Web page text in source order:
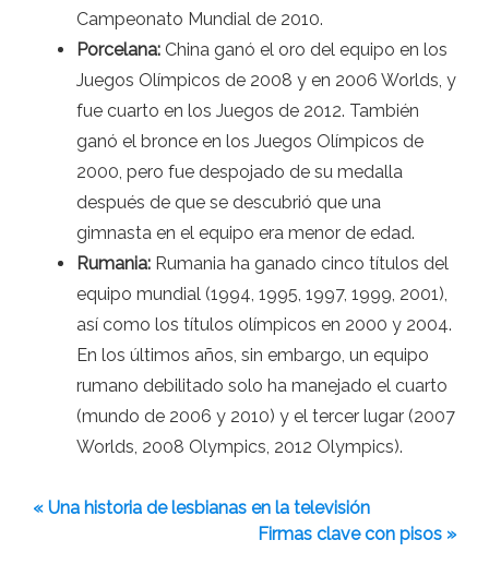
Campeonato Mundial de 2010.
Porcelana: China ganó el oro del equipo en los
Juegos Olímpicos de 2008 y en 2006 Worlds, y
fue cuarto en los Juegos de 2012. También
ganó el bronce en los Juegos Olímpicos de
2000, pero fue despojado de su medalla
después de que se descubrió que una
gimnasta en el equipo era menor de edad.
Rumania: Rumania ha ganado cinco títulos del
equipo mundial (1994, 1995, 1997, 1999, 2001),
así como los títulos olímpicos en 2000 y 2004.
En los últimos años, sin embargo, un equipo
rumano debilitado solo ha manejado el cuarto
(mundo de 2006 y 2010) y el tercer lugar (2007
Worlds, 2008 Olympics, 2012 Olympics).
« Una historia de lesbianas en la televisión
Firmas clave con pisos »